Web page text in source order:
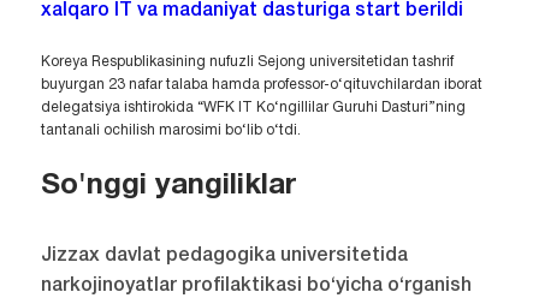
xalqaro IT va madaniyat dasturiga start berildi
Koreya Respublikasining nufuzli Sejong universitetidan tashrif
buyurgan 23 nafar talaba hamda professor-o‘qituvchilardan iborat
delegatsiya ishtirokida “WFK IT Ko‘ngillilar Guruhi Dasturi”ning
tantanali ochilish marosimi bo‘lib o‘tdi.
So'nggi yangiliklar
Jizzax davlat pedagogika universitetida
narkojinoyatlar profilaktikasi bo‘yicha o‘rganish